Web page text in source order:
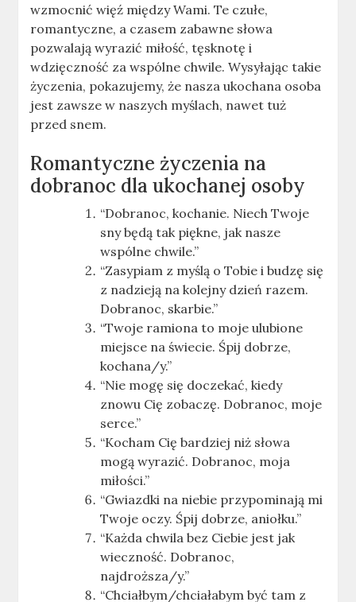
wzmocnić więź między Wami. Te czułe,
romantyczne, a czasem zabawne słowa
pozwalają wyrazić miłość, tęsknotę i
wdzięczność za wspólne chwile. Wysyłając takie
życzenia, pokazujemy, że nasza ukochana osoba
jest zawsze w naszych myślach, nawet tuż
przed snem.
Romantyczne życzenia na
dobranoc dla ukochanej osoby
“Dobranoc, kochanie. Niech Twoje
sny będą tak piękne, jak nasze
wspólne chwile.”
“Zasypiam z myślą o Tobie i budzę się
z nadzieją na kolejny dzień razem.
Dobranoc, skarbie.”
“Twoje ramiona to moje ulubione
miejsce na świecie. Śpij dobrze,
kochana/y.”
“Nie mogę się doczekać, kiedy
znowu Cię zobaczę. Dobranoc, moje
serce.”
“Kocham Cię bardziej niż słowa
mogą wyrazić. Dobranoc, moja
miłości.”
“Gwiazdki na niebie przypominają mi
Twoje oczy. Śpij dobrze, aniołku.”
“Każda chwila bez Ciebie jest jak
wieczność. Dobranoc,
najdroższa/y.”
“Chciałbym/chciałabym być tam z